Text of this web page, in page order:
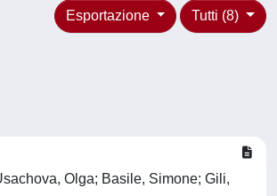
Tutti (8)
Esportazione
Olga; Basile, Simone; Gili,